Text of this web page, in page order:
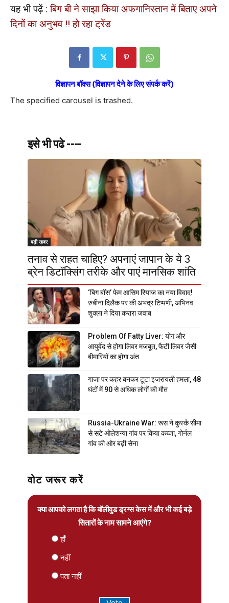
यह भी पढ़ें :बिग बी ने साझा किया अफगानिस्तान में बिताए अपने
दिनों का अनुभव !! हो रहा ट्रेंड
विज्ञापन बॉक्स (विज्ञापन देने के लिए संपर्क करें)
The specified carousel is trashed.
इसे भी पढे ----
बड़ी खबर
तनाव से राहत चाहिए? अपनाएं जापान के ये 3
ब्रेन डिटॉक्सिंग तरीके और पाएं मानसिक शांति
‘बिग बॉस’ फेम आसिम रियाज का नया विवाद!
रुबीना दिलैक पर की अभद्र टिप्पणी, अभिनव
शुक्ला ने दिया करारा जवाब
Problem Of Fatty Liver: योग और
आयुर्वेद से होगा लिवर मजबूत, फैटी लिवर जैसी
बीमारियों का होगा अंत
गाजा पर कहर बनकर टूटा इजरायली हमला, 48
घंटों में 90 से अधिक लोगों की मौत
Russia-Ukraine War: रूस ने कुर्स्क सीमा
से सटे ओलेशन्या गांव पर किया कब्जा, गोर्नल
गांव की ओर बढ़ी सेना
वोट जरूर करें
क्या आपको लगता है कि बॉलीवुड ड्रग्स केस में और भी कई बड़े
सितारों के नाम सामने आएंगे?
हाँ
नहीं
पता नहीं